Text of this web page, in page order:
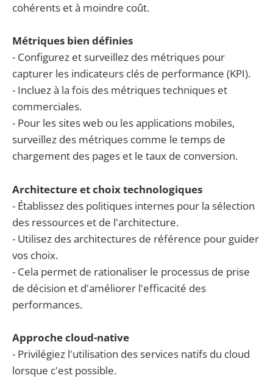
cohérents et à moindre coût.
Métriques bien définies
- Configurez et surveillez des métriques pour
capturer les indicateurs clés de performance (KPI).
- Incluez à la fois des métriques techniques et
commerciales.
- Pour les sites web ou les applications mobiles,
surveillez des métriques comme le temps de
chargement des pages et le taux de conversion.
Architecture et choix technologiques
- Établissez des politiques internes pour la sélection
des ressources et de l'architecture.
- Utilisez des architectures de référence pour guider
vos choix.
- Cela permet de rationaliser le processus de prise
de décision et d'améliorer l'efficacité des
performances.
Approche cloud-native
- Privilégiez l'utilisation des services natifs du cloud
lorsque c'est possible.